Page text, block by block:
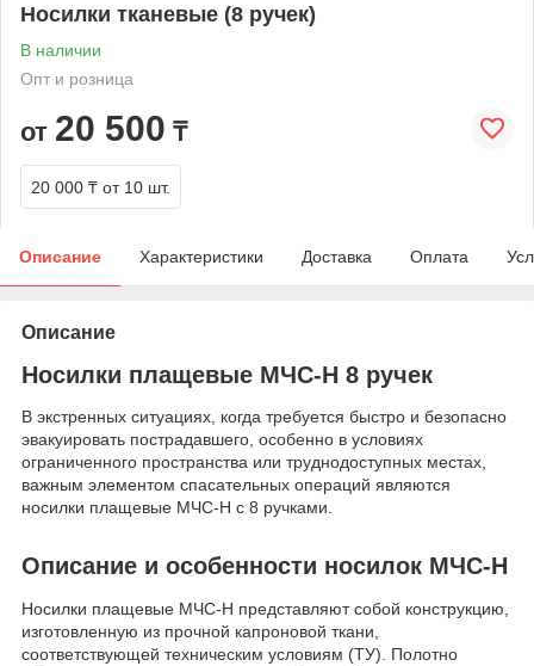
Носилки тканевые (8 ручек)
В наличии
Опт и розница
от 20 500 ₸
20 000 ₸ от 10 шт.
Описание Характеристики Доставка Оплата
Описание
Носилки плащевые МЧС-Н 8 ручек
В экстренных ситуациях, когда требуется быстро и безопасно
эвакуировать пострадавшего, особенно в условиях
ограниченного пространства или труднодоступных местах,
важным элементом спасательных операций являются
носилки плащевые МЧС-Н с 8 ручками.
Описание и особенности носилок МЧС-Н
Носилки плащевые МЧС-Н представляют собой конструкцию,
изготовленную из прочной капроновой ткани,
соответствующей техническим условиям (ТУ). Полотно